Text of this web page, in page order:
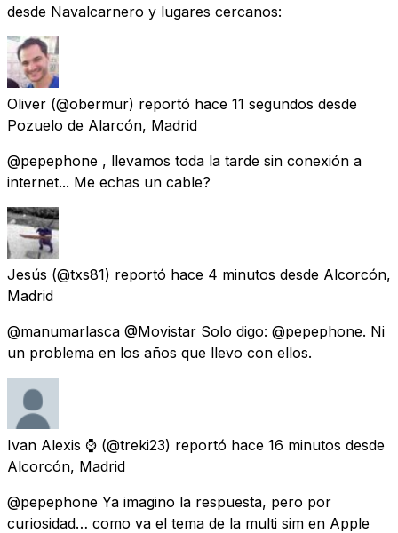
desde Navalcarnero y lugares cercanos:
Oliver (@obermur) reportó hace 11 segundos desde
Pozuelo de Alarcón, Madrid
@pepephone , llevamos toda la tarde sin conexión a
internet... Me echas un cable?
Jesús (@txs81) reportó hace 4 minutos desde Alcorcón,
Madrid
@manumarlasca @Movistar Solo digo: @pepephone. Ni
un problema en los años que llevo con ellos.
Ivan Alexis ⌚️ (@treki23) reportó hace 16 minutos desde
Alcorcón, Madrid
@pepephone Ya imagino la respuesta, pero por
curiosidad… como va el tema de la multi sim en Apple